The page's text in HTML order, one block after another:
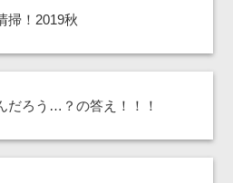
掃！2019秋
だろう…？の答え！！！